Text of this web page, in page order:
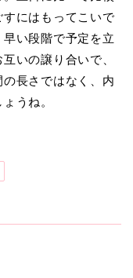
にはもってこいで
い段階で予定を立
いの譲り合いで、
長さではなく、内
うね。